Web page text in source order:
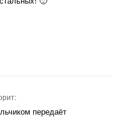
передаёт